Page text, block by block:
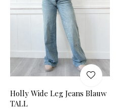
Holly Wide Leg Jeans Blauw
TALL